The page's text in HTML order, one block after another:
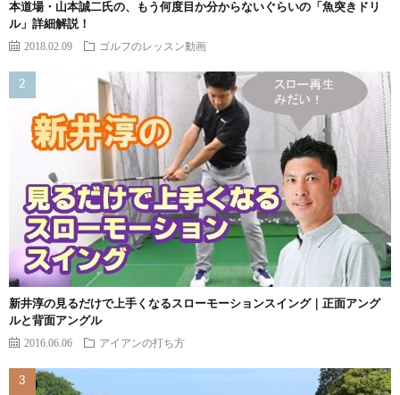
本道場・山本誠二氏の、もう何度目か分からないぐらいの「魚突きドリ
ル」詳細解説！
2018.02.09 ゴルフのレッスン動画
新井淳の見るだけで上手くなるスローモーションスイング｜正面アング
ルと背面アングル
2016.06.06 アイアンの打ち方